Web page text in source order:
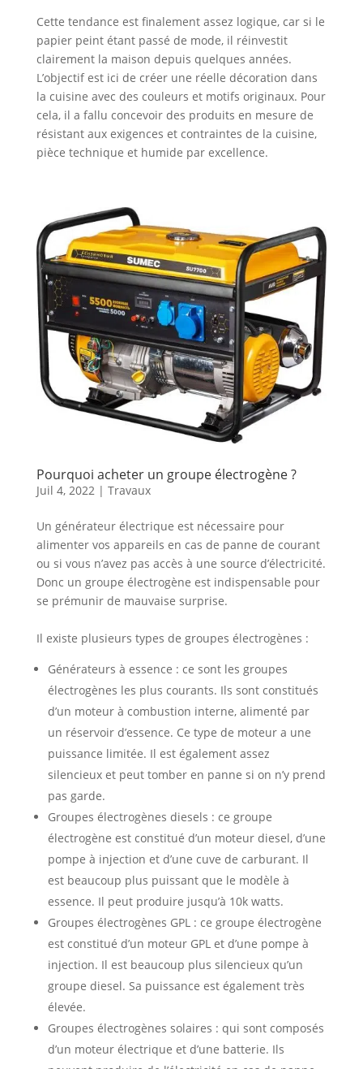
Cette tendance est finalement assez logique, car si le
papier peint étant passé de mode, il réinvestit
clairement la maison depuis quelques années.
L’objectif est ici de créer une réelle décoration dans
la cuisine avec des couleurs et motifs originaux. Pour
cela, il a fallu concevoir des produits en mesure de
résistant aux exigences et contraintes de la cuisine,
pièce technique et humide par excellence.
Pourquoi acheter un groupe électrogène ?
Juil 4, 2022| Travaux
Un générateur électrique est nécessaire pour
alimenter vos appareils en cas de panne de courant
ou si vous n’avez pas accès à une source d’électricité.
Donc un groupe électrogène est indispensable pour
se prémunir de mauvaise surprise.
Il existe plusieurs types de groupes électrogènes :
Générateurs à essence : ce sont les groupes
électrogènes les plus courants. Ils sont constitués
d’un moteur à combustion interne, alimenté par
un réservoir d’essence. Ce type de moteur a une
puissance limitée. Il est également assez
silencieux et peut tomber en panne si on n’y prend
pas garde.
Groupes électrogènes diesels : ce groupe
électrogène est constitué d’un moteur diesel, d’une
pompe à injection et d’une cuve de carburant. Il
est beaucoup plus puissant que le modèle à
essence. Il peut produire jusqu’à 10k watts.
Groupes électrogènes GPL : ce groupe électrogène
est constitué d’un moteur GPL et d’une pompe à
injection. Il est beaucoup plus silencieux qu’un
groupe diesel. Sa puissance est également très
élevée.
Groupes électrogènes solaires : qui sont composés
d’un moteur électrique et d’une batterie. Ils